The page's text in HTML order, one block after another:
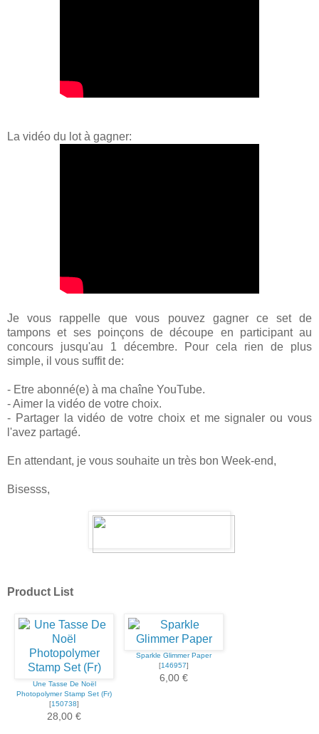
La vidéo du lot à gagner:
Je vous rappelle que vous pouvez gagner ce set de
tampons et ses poinçons de découpe en participant au
concours jusqu'au 1 décembre. Pour cela rien de plus
simple, il vous suffit de:
- Etre abonné(e) à ma chaîne YouTube.
- Aimer la vidéo de votre choix.
- Partager la vidéo de votre choix et me signaler ou vous
l'avez partagé.
En attendant, je vous souhaite un très bon Week-end,
Bisesss,
Product List
Une Tasse De Noël
Photopolymer Stamp Set (Fr)
[150738]
28,00 €
Sparkle Glimmer Paper
[146957]
6,00 €